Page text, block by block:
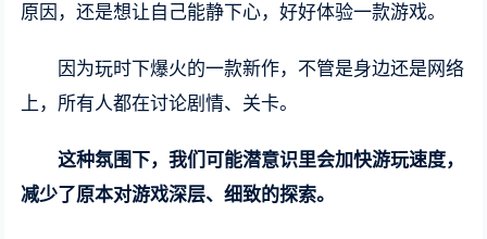
原因，还是想让自己能静下心，好好体验一款游戏。
因为玩时下爆火的一款新作，不管是身边还是网络
上，所有人都在讨论剧情、关卡。
这种氛围下，我们可能潜意识里会加快游玩速度，
减少了原本对游戏深层、细致的探索。